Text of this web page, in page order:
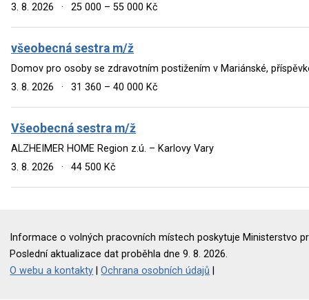
3. 8. 2026
· 25 000 – 55 000 Kč
všeobecná sestra m/ž
Domov pro osoby se zdravotním postižením v Mariánské,
3. 8. 2026
· 31 360 – 40 000 Kč
Všeobecná sestra m/ž
ALZHEIMER HOME Region z.ú. – Karlovy Vary
3. 8. 2026
· 44 500 Kč
Informace o volných pracovních místech poskytuje Ministerstvo
Poslední aktualizace dat proběhla dne 9. 8. 2026.
O webu a kontakty |Ochrana osobních údajů